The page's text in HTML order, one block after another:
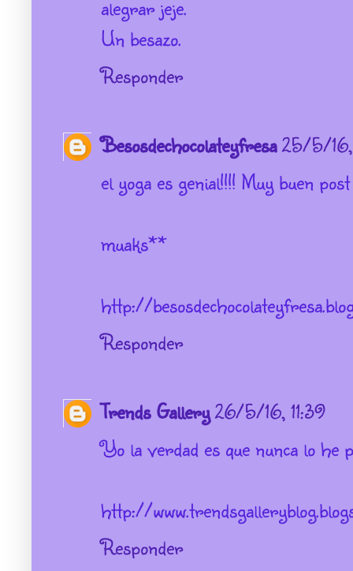
alegrar jeje.
Un besazo.
Responder
Besosdechocolateyfresa25/5/
el yoga es genial!!!! Muy buen post
muaks**
http://
Responder
Trends Gallery26/5/16, 11:39
Yo la verdad es que nunca lo he
http://
Responder